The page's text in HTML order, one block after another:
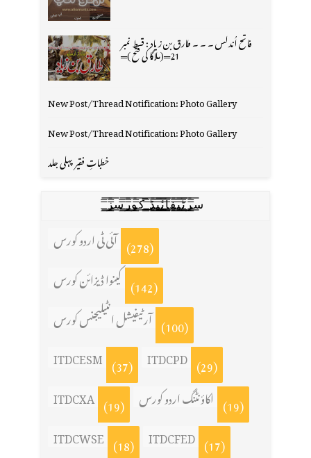
فاتح اُندلس ۔ ۔ ۔ طارق بن زیاد : قسط نمبر
21═(ملاگا کی فتح )═
New Post/Thread Notification: Photo Gallery
New Post/Thread Notification: Photo Gallery
خطباتِ فقیر پہلی جلد
س̳̿͟͞ر̳̿͟͞ٹ̳̿͟͞ی̳̿͟͞ف̳̿͟͞ا̳̿͟͞ي̳̳̿ٔ̿͟͟͞͞ی̳̿͟͞ڈ̳̿͟͞ ̳̿͟͞ک̳̿͟͞و̳̿͟͞ر̳̿͟͞س̳̿͟͞ز̳̿͟͞
آئی ٹی اردو کورس (278)
کینوا ڈیزائن کورس (142)
آرٹیفیشل انٹیلیجنس کورس (100)
ITDCESM (37) ITDCPD (29)
ITDCXA (19) اکاؤنٹنگ اردو کورس (19)
ITDCWSE (18) ITDCFED (17)